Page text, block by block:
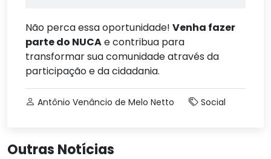
Não perca essa oportunidade! Venha fazer
parte do NUCAe contribua para
transformar sua comunidade através da
participação e da cidadania.
Antônio Venâncio de Melo Netto Social
Outras Notícias